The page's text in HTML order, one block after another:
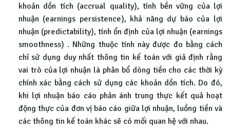
khoản dồn tích (accrual quality), tính bền vững của lợi
nhuận (earnings persistence), khả năng dự báo của lợi
nhuận (predictability), tính ổn định của lợi nhuận (earnings
smoothness) . Những thuộc tính này được đo bằng cách
chỉ sử dụng duy nhất thông tin kế toán với giả định rằng
vai trò của lợi nhuận là phân bổ dòng tiền cho các thời kỳ
chính xác bằng cách sử dụng các khoản dồn tích. Do đó,
khi lợi nhuận báo cáo phản ánh trung thực kết quả hoạt
động thực của đơn vị báo cáo giữa lợi nhuận, luồng tiền và
các thông tin kế toán khác sẽ có mối quan hệ với nhau.